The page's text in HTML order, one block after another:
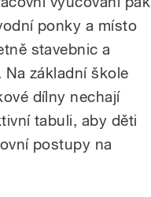
ponky a místo
stavebnic a
základní škole
dílny nechají
tabuli, aby děti
postupy na